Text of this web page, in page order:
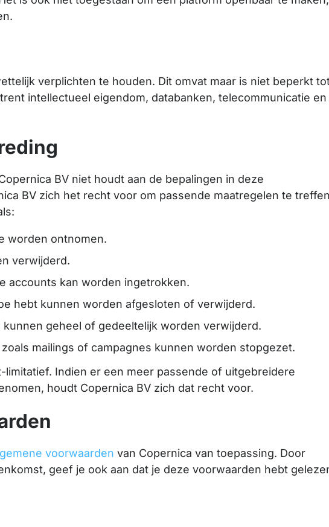
verplichten te houden. Dit omvat maar is niet beperkt
intellectueel eigendom, databanken, telecommunicatie en
BV niet houdt aan de bepalingen in deze
BV zich het recht voor om passende maatregelen te
worden ontnomen.
verwijderd.
accounts kan worden ingetrokken.
hebt kunnen worden afgesloten of verwijderd.
geheel of gedeeltelijk worden verwijderd.
mailings of campagnes kunnen worden stopgezet.
limitatief. Indien er een meer passende of uitgebreidere
houdt Copernica BV zich dat recht voor.
voorwaarden van Copernica van toepassing. Door
geef je ook aan dat je deze voorwaarden hebt